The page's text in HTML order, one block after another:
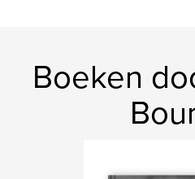
Boeken